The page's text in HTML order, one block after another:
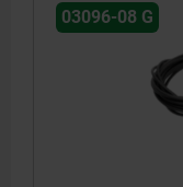
03096-08 G